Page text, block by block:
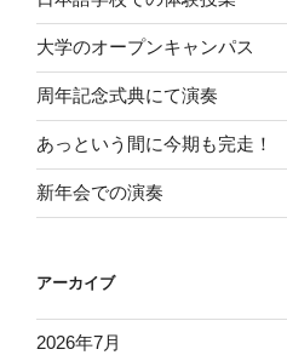
大学のオープンキャンパス
周年記念式典にて演奏
あっという間に今期も完走！
新年会での演奏
アーカイブ
2026年7月